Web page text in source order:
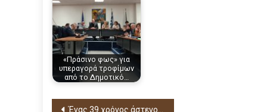
«Πράσινο φως» για
υπεραγορά τροφίμων
από το Δημοτικό…
Ένας 39 χρόνος άστεγος, έφυγε από την ζωή …